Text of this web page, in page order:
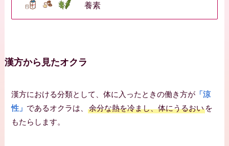
養素
漢方から見たオクラ
漢方における分類として、体に入ったときの働き方が 「涼
性」 であるオクラは、余分な熱を冷まし、体にうるおい を
もたらします。